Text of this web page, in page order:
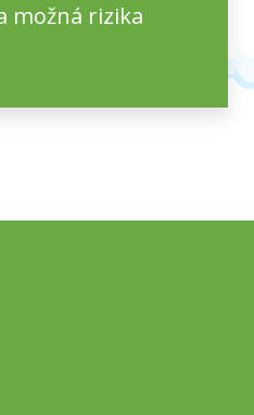
možná rizika